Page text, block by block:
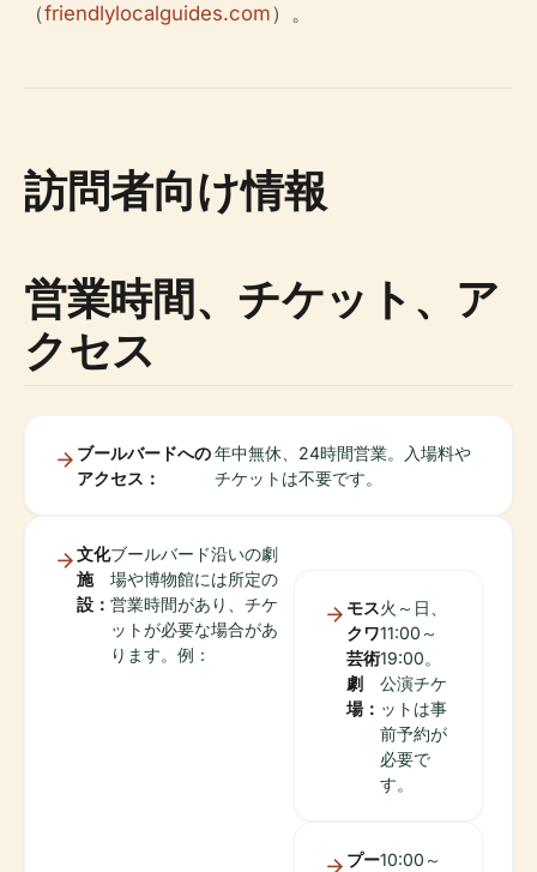
（friendlylocalguides.com）。
訪問者向け情報
営業時間、チケット、ア
クセス
ブールバードへの
アクセス：
年中無休、24時間営業。入場料や
チケットは不要です。
文化
施
設：
ブールバード沿いの劇
場や博物館には所定の
営業時間があり、チケ
ットが必要な場合があ
ります。例：
モス
クワ
芸術
劇
場：
火～日、
11:00～
19:00。
公演チケ
ットは事
前予約が
必要で
す。
プー10:00～